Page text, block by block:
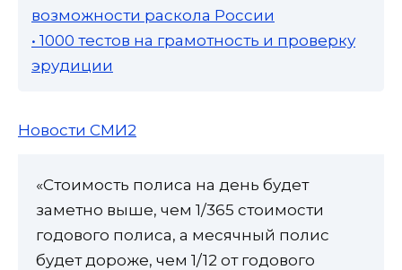
возможности раскола России
• 1000 тестов на грамотность и проверку
эрудиции
Новости СМИ2
«Стоимость полиса на день будет
заметно выше, чем 1/365 стоимости
годового полиса, а месячный полис
будет дороже, чем 1/12 от годового